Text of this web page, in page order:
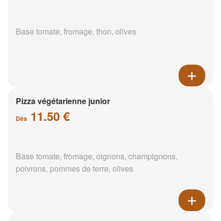
Base tomate, fromage, thon, olives
Pizza végétarienne junior
Dès 11.50 €
Base tomate, fromage, oignons, champignons,
poivrons, pommes de terre, olives